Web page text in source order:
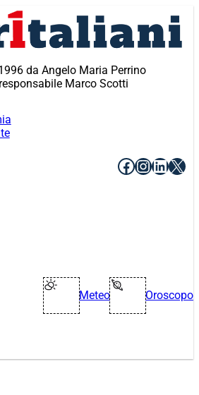
da Angelo Maria Perrino
Marco Scotti
Facebook
X
Meteo Oroscopo